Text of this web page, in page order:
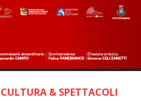
CULTURA & SPETTACOLI